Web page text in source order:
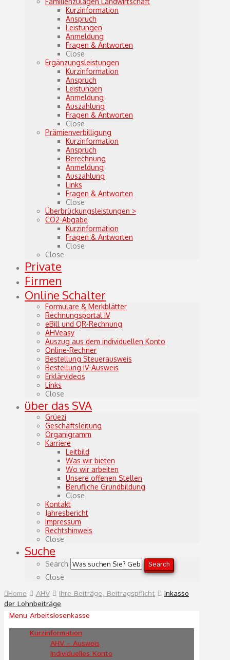
Kurzinformation
Anspruch
Leistungen
Anmeldung
Fragen & Antworten
Close
Ergänzungsleistungen
Kurzinformation
Anspruch
Leistungen
Anmeldung
Auszahlung
Fragen & Antworten
Close
Prämienverbilligung
Kurzinformation
Anspruch
Berechnung
Anmeldung
Auszahlung
Links
Fragen & Antworten
Close
Überbrückungsleistungen >
CO2-Abgabe
Kurzinformation
Fragen & Antworten
Close
Close
Private
Firmen
Online Schalter
Formulare & Merkblätter
Rechnungsportal IV
eBill und QR-Rechnung
AHVeasy
Auszug aus dem individuellen Konto
Online-Rechner
Bestellung Steuerausweis
Bestellung IV-Ausweis
Erklärvideos
Links
Close
über das SVA
Grüezi
Geschäftsleitung
Organigramm
Karriere
Leitbild
Was wir bieten
Wo wir arbeiten
Unsere offenen Stellen
Berufliche Grundbildung
Close
Kontakt
Jahresbericht
Impressum
Rechtshinweis
Close
Suche
Search Search
Close
Home AHV Ihre Beiträge, Beitragspflicht
Inkasso
der Lohnbeiträge
Menu Arbeitslosenkasse
Kurzinformation
AHV – Ausweis
Individuelles Konto